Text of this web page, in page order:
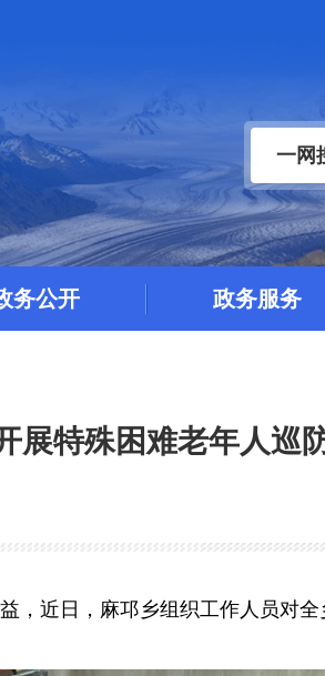
一网
务公开 政务服务
展特殊困难老年人巡
近日，麻邛乡组织工作人员对全